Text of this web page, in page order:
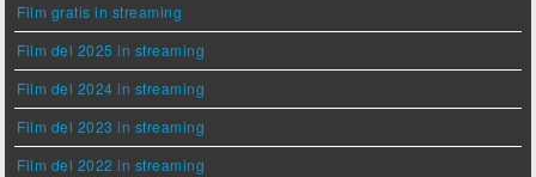
Film gratis in streaming
Film del 2025 in streaming
Film del 2024 in streaming
Film del 2023 in streaming
Film del 2022 in streaming